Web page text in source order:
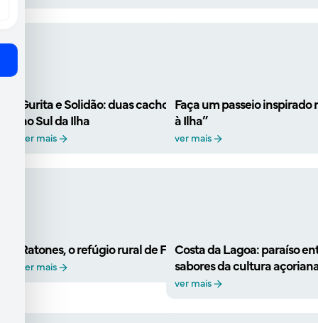
Gurita e Solidão: duas cachoeiras para conhecer
no Sul da Ilha
ver mais
Faça um passeio inspirado
à Ilha”
ver mais
Ratones, o refúgio rural de Floripa
ver mais
Costa da Lagoa: paraíso
sabores da cultura
ver mais